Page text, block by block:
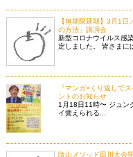
【無期限延期】3月1
の方法」講演会
新型コロナウイルス感
定しました。 皆さまに
『マンガ×くり返しで
ントのお知らせ
1月18日11時〜 ジュン
イ覚えられる...
陰山メソッド田川大会